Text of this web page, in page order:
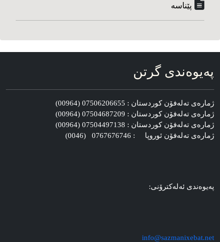
پێناسه‌
په‌یوه‌ندی گرتن
ژماره‌ی ته‌له‌فۆن کوردستان : 07506206655 (00964)
ژماره‌ی ته‌له‌فۆن کوردستان : 07504687209 (00964)
ژماره‌ی ته‌له‌فۆن کوردستان : 07504497138 (00964)
ژماره‌ی ته‌له‌فۆن ئوروپا : 0767676746 (0046)
په‌یوه‌ندی ئه‌له‌کترۆنی:
info@sazmanixebat.net